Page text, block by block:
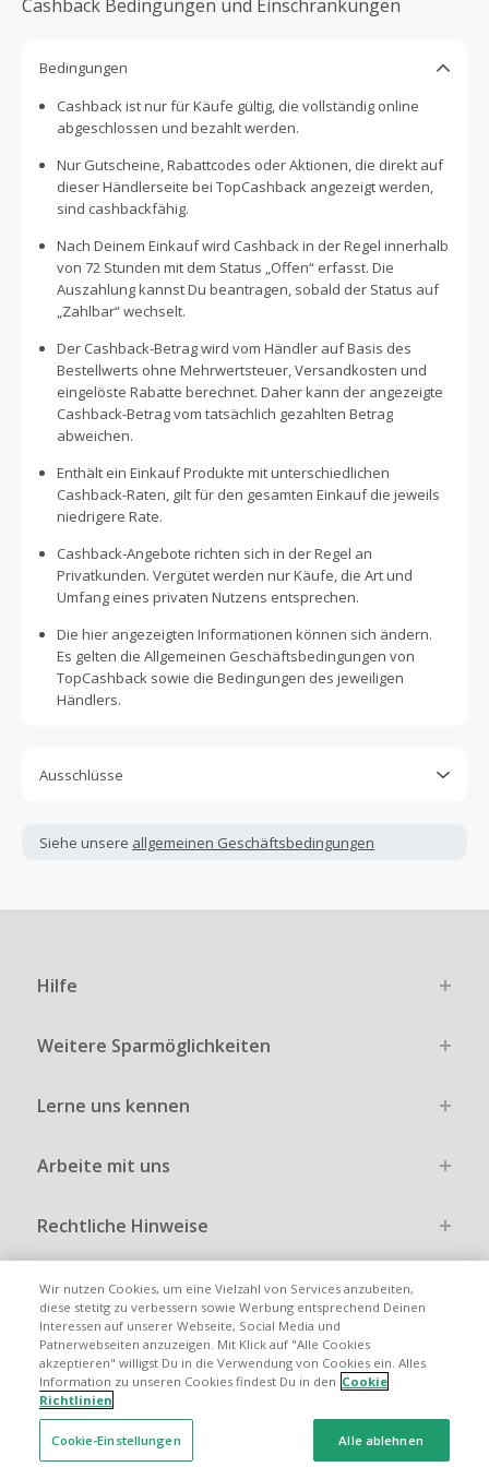
Cashback Bedingungen und Einschränkungen
Bedingungen
Cashback ist nur für Käufe gültig, die vollständig online
abgeschlossen und bezahlt werden.
Nur Gutscheine, Rabattcodes oder Aktionen, die direkt auf
dieser Händlerseite bei TopCashback angezeigt werden,
sind cashbackfähig.
Nach Deinem Einkauf wird Cashback in der Regel innerhalb
von 72 Stunden mit dem Status „Offen“ erfasst. Die
Auszahlung kannst Du beantragen, sobald der Status auf
„Zahlbar“ wechselt.
Der Cashback-Betrag wird vom Händler auf Basis des
Bestellwerts ohne Mehrwertsteuer, Versandkosten und
eingelöste Rabatte berechnet. Daher kann der angezeigte
Cashback-Betrag vom tatsächlich gezahlten Betrag
abweichen.
Enthält ein Einkauf Produkte mit unterschiedlichen
Cashback-Raten, gilt für den gesamten Einkauf die jeweils
niedrigere Rate.
Cashback-Angebote richten sich in der Regel an
Privatkunden. Vergütet werden nur Käufe, die Art und
Umfang eines privaten Nutzens entsprechen.
Die hier angezeigten Informationen können sich ändern.
Es gelten die Allgemeinen Geschäftsbedingungen von
TopCashback sowie die Bedingungen des jeweiligen
Händlers.
Ausschlüsse
andere Sparprogramme verwendet werden, die nicht
ausdrücklich auf dieser Händlerseite von TopCashback
Kein Cashback für den Kauf von Geschenkgutscheinen
Bezahlvorgang ist nur dann cashbackfähig, wenn dies
ausdrücklich auf der Händlerseite erlaubt ist.
Stornierung, Kündigung eines Abonnements oder Widerruf
Gewerbliche, Reseller- oder ungewöhnlich große
Cashback ausgeschlossen.
über TopCashback gestartet wurde.
Siehe unsere allgemeinen Geschäftsbedingungen
Hilfe
Weitere Sparmöglichkeiten
Lerne uns kennen
Arbeite mit uns
Rechtliche Hinweise
Globale Websites UK US CN JP FR AU
Wir nutzen Cookies, um eine Vielzahl von Services anzubeiten,
diese stetitg zu verbessern sowie Werbung entsprechend Deinen
Interessen auf unserer Webseite, Social Media und
Patnerwebseiten anzuzeigen. Mit Klick auf "Alle Cookies
akzeptieren" willigst Du in die Verwendung von Cookies ein. Alles
Information zu unseren Cookies findest Du in den Cookie
Richtlinien
Cookie-Einstellungen Alle ablehnen